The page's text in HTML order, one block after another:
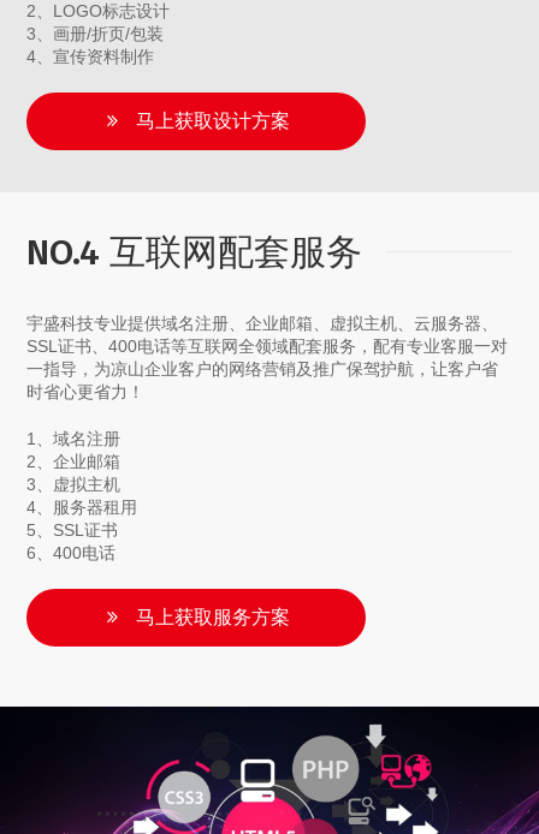
2、LOGO标志设计
3、画册/折页/包装
4、宣传资料制作
马上获取设计方案
NO.4 互联网配套服务
宇盛科技专业提供域名注册、企业邮箱、虚拟主机、云服务器、
SSL证书、400电话等互联网全领域配套服务，配有专业客服一对
一指导，为凉山企业客户的网络营销及推广保驾护航，让客户省
时省心更省力！
1、域名注册
2、企业邮箱
3、虚拟主机
4、服务器租用
5、SSL证书
6、400电话
马上获取服务方案